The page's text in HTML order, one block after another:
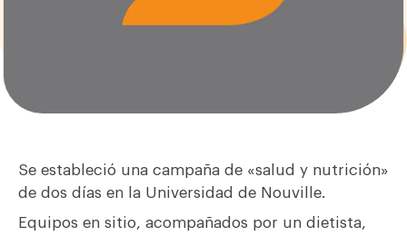
Se estableció una campaña de «salud y nutrición»
de dos días en la Universidad de Nouville.
Equipos en sitio, acompañados por un dietista,